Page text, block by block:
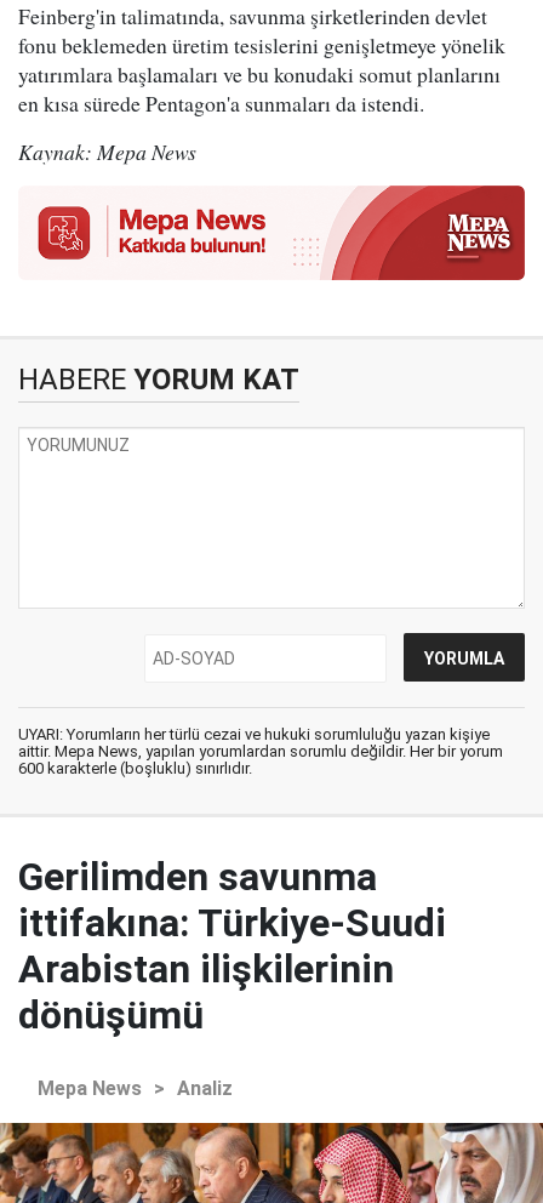
Feinberg'in talimatında, savunma şirketlerinden devlet
fonu beklemeden üretim tesislerini genişletmeye yönelik
yatırımlara başlamaları ve bu konudaki somut planlarını
en kısa sürede Pentagon'a sunmaları da istendi.
Kaynak: Mepa News
HABERE YORUM KAT
UYARI: Yorumların her türlü cezai ve hukuki sorumluluğu yazan kişiye
aittir. Mepa News, yapılan yorumlardan sorumlu değildir. Her bir yorum
600 karakterle (boşluklu) sınırlıdır.
Gerilimden savunma
ittifakına: Türkiye-Suudi
Arabistan ilişkilerinin
dönüşümü
Mepa News > Analiz